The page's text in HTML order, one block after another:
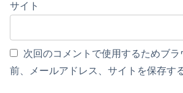
サイト
次回のコメントで使用するためブラ
前、メールアドレス、サイトを保存する